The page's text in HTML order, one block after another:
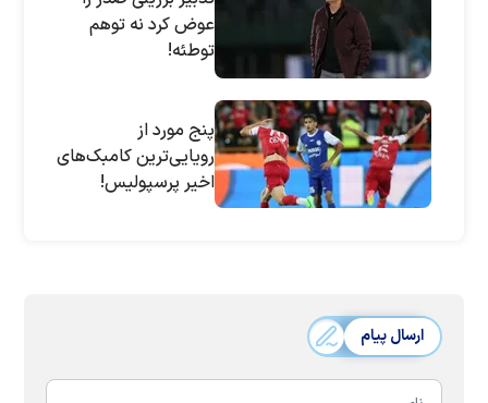
عوض کرد نه توهم
توطئه!
پنج مورد از
رویایی‌ترین کامبک‌های
اخیر پرسپولیس!
ارسال پیام